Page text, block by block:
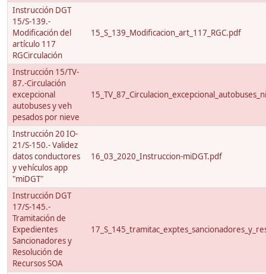
Instrucción DGT
15/S-139.-
Modificación del
artículo 117
RGCirculación
15_S_139_Modificacion_art_117_RGC.pdf
Instrucción 15/TV-
87.-Circulación
excepcional
autobuses y veh
pesados por nieve
Instrucción 20 IO-
21/S-150.- Validez
datos conductores
y vehículos app
"miDGT"
16_03_2020_Instruccion-miDGT.pdf
Instrucción DGT
17/S-145.-
Tramitación de
Expedientes
Sancionadores y
Resolución de
Recursos SOA